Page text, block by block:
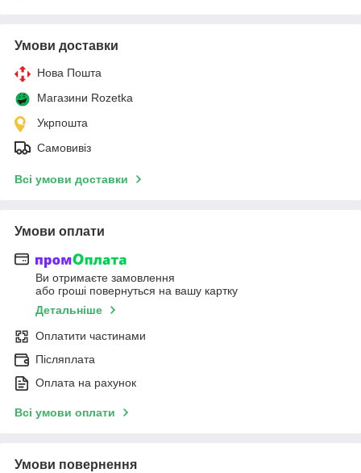
Умови доставки
Нова Пошта
Магазини Rozetka
Укрпошта
Самовивіз
Всі умови доставки
Умови оплати
Ви отримаєте замовлення
або гроші повернуться на вашу картку
Детальніше
Оплатити частинами
Післяплата
Оплата на рахунок
Всі умови оплати
Умови повернення